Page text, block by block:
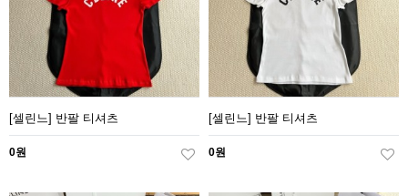
[셀린느] 반팔 티셔츠
0원
[셀린느] 반팔 티셔츠
0원